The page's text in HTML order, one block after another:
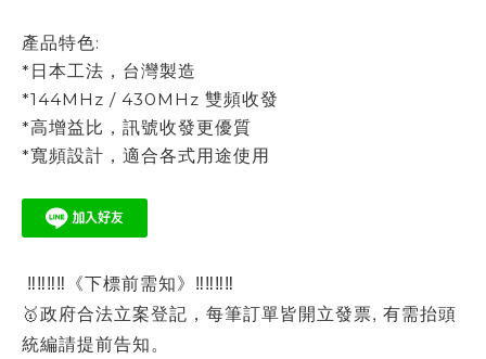
產品特色:
*日本工法，台灣製造
*144MHz / 430MHz 雙頻收發
*高增益比，訊號收發更優質
*寬頻設計，適合各式用途使用
‼‼‼‼《下標前需知》‼‼‼‼
🥇政府合法立案登記，每筆訂單皆開立發票, 有需抬頭
統編請提前告知。